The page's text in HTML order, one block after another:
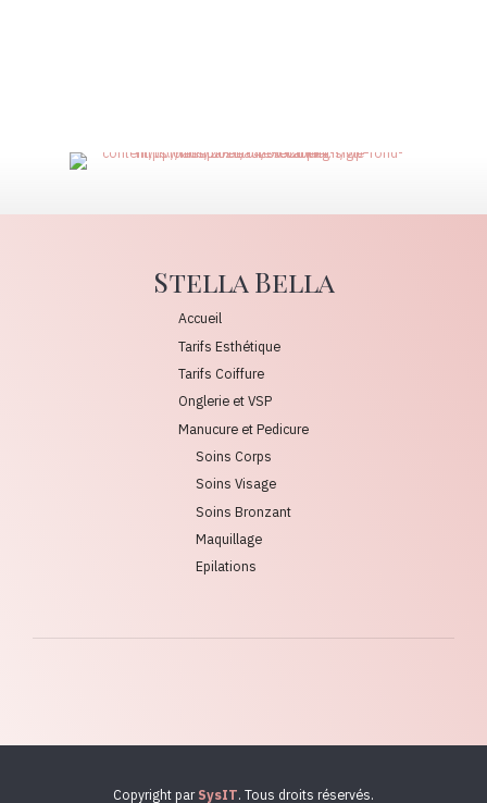
Stella Bella
Accueil
Tarifs Esthétique
Tarifs Coiffure
Onglerie et VSP
Manucure et Pedicure
Soins Corps
Soins Visage
Soins Bronzant
Maquillage
Epilations
Copyright parSysIT. Tous droits réservés.